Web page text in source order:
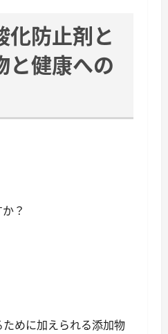
化防止剤と
と健康への
？
めに加えられる添加物